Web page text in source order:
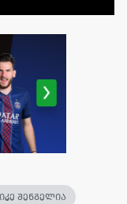
შენგელია